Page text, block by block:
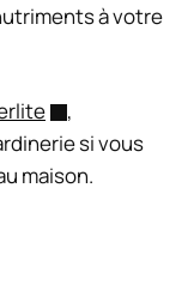
à votre
,
si vous
maison.